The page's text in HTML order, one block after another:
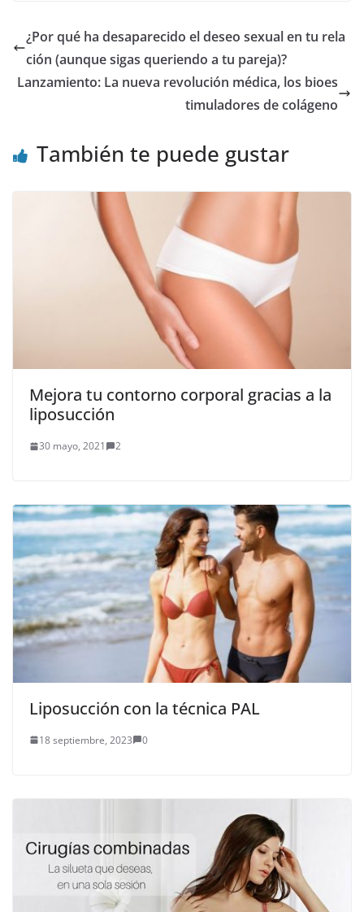
¿Por qué ha desaparecido el deseo sexual en tu rela
ción (aunque sigas queriendo a tu pareja)?
Lanzamiento: La nueva revolución médica, los bioes
timuladores de colágeno
También te puede gustar
Mejora tu contorno corporal gracias a la
liposucción
30 mayo, 2021 2
Liposucción con la técnica PAL
18 septiembre, 2023 0